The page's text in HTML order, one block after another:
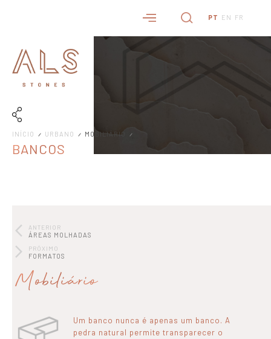
PT EN FR
INÍCIO URBANO MOBILIÁRIO
BANCOS
ANTERIOR
ÁREAS MOLHADAS
PRÓXIMO
FORMATOS
Mobiliário
Um banco nunca é apenas um banco. A
pedra natural permite transparecer o